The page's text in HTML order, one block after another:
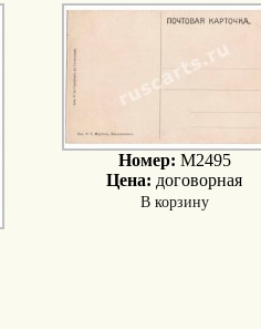
Номер: M2495
Цена: договорная
В корзину